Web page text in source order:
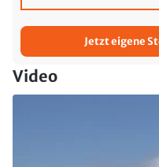
Jetzt eigene
Video